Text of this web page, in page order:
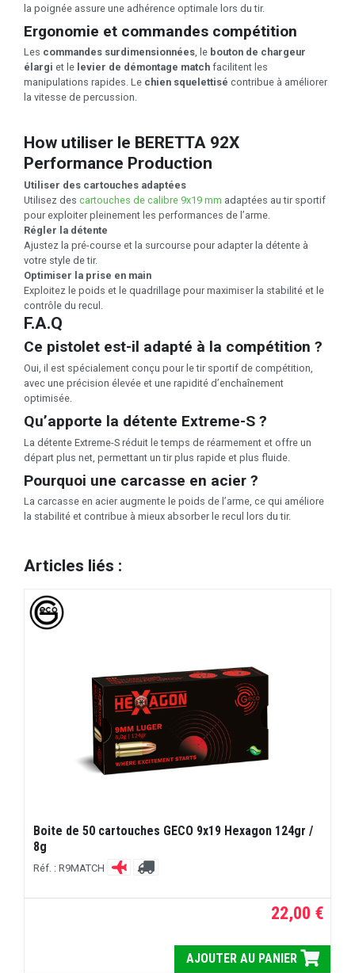
la poignée assure une adhérence optimale lors du tir.
Ergonomie et commandes compétition
Les commandes surdimensionnées, le bouton de chargeur
élargi et le levier de démontage match facilitent les
manipulations rapides. Le chien squelettisé contribue à améliorer
la vitesse de percussion.
How utiliser le BERETTA 92X
Performance Production
Utiliser des cartouches adaptées
Utilisez des cartouches de calibre 9x19 mm adaptées au tir sportif
pour exploiter pleinement les performances de l’arme.
Régler la détente
Ajustez la pré-course et la surcourse pour adapter la détente à
votre style de tir.
Optimiser la prise en main
Exploitez le poids et le quadrillage pour maximiser la stabilité et le
contrôle du recul.
F.A.Q
Ce pistolet est-il adapté à la compétition ?
Oui, il est spécialement conçu pour le tir sportif de compétition,
avec une précision élevée et une rapidité d’enchaînement
optimisée.
Qu’apporte la détente Extreme-S ?
La détente Extreme-S réduit le temps de réarmement et offre un
départ plus net, permettant un tir plus rapide et plus fluide.
Pourquoi une carcasse en acier ?
La carcasse en acier augmente le poids de l’arme, ce qui améliore
la stabilité et contribue à mieux absorber le recul lors du tir.
Articles liés :
Boite de 50 cartouches GECO 9x19 Hexagon 124gr /
8g
Réf. : R9MATCH
22,00 €
AJOUTER AU PANIER